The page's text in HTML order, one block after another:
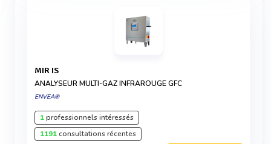
MIR IS
ANALYSEUR MULTI-GAZ INFRAROUGE GFC
ENVEA®
1professionnels intéressés
1191consultations récentes